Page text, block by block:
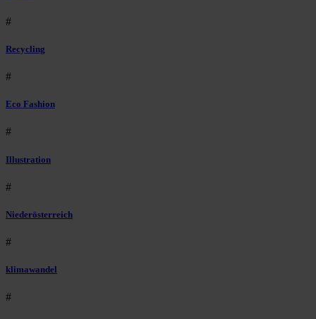
#
Recycling
#
Eco Fashion
#
Illustration
#
Niederösterreich
#
klimawandel
#